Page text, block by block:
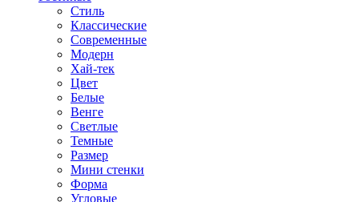
Стиль
Классические
Современные
Модерн
Хай-тек
Цвет
Белые
Венге
Светлые
Темные
Размер
Мини стенки
Форма
Угловые